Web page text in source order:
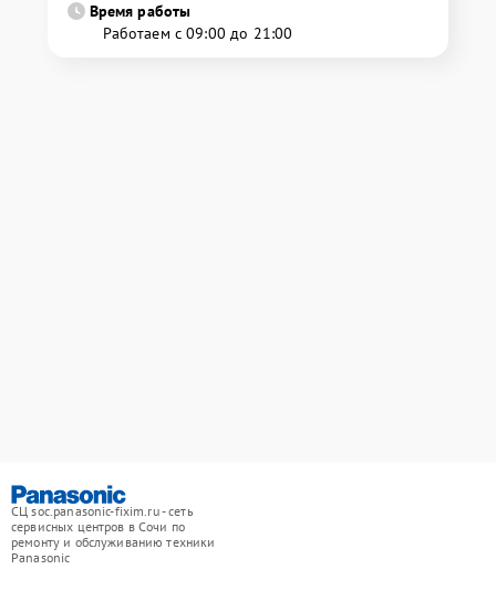
Время работы
Работаем с 09:00 до 21:00
СЦ soc.panasonic-fixim.ru - сеть
сервисных центров в Сочи по
ремонту и обслуживанию техники
Panasonic